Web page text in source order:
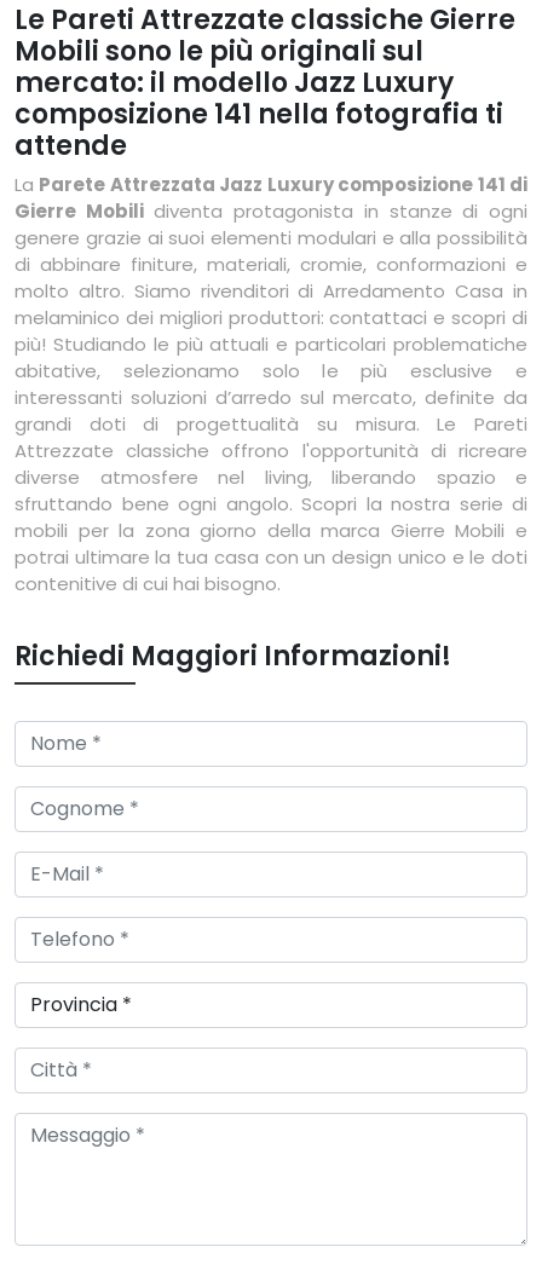
Le Pareti Attrezzate classiche Gierre
Mobili sono le più originali sul
mercato: il modello Jazz Luxury
composizione 141 nella fotografia ti
attende
La Parete Attrezzata Jazz Luxury composizione 141 di
Gierre Mobilidiventa protagonista in stanze di ogni
genere grazie ai suoi elementi modulari e alla possibilità
di abbinare finiture, materiali, cromie, conformazioni e
molto altro. Siamo rivenditori di Arredamento Casa in
melaminico dei migliori produttori: contattaci e scopri di
più! Studiando le più attuali e particolari problematiche
abitative, selezionamo solo le più esclusive e
interessanti soluzioni d’arredo sul mercato, definite da
grandi doti di progettualità su misura. Le Pareti
Attrezzate classiche offrono l'opportunità di ricreare
diverse atmosfere nel living, liberando spazio e
sfruttando bene ogni angolo. Scopri la nostra serie di
mobili per la zona giorno della marca Gierre Mobili e
potrai ultimare la tua casa con un design unico e le doti
contenitive di cui hai bisogno.
Richiedi Maggiori Informazioni!